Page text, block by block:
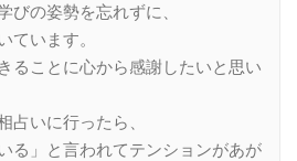
びの姿勢を忘れずに、
ています。
ることに心から感謝したいと思い
いに行ったら、
る」と言われてテンションがあが